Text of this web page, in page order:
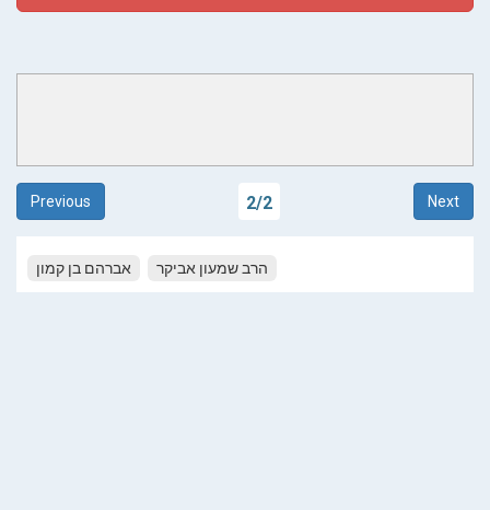
Previous 2/2 Next
אברהם בן קמון הרב שמעון אביקר